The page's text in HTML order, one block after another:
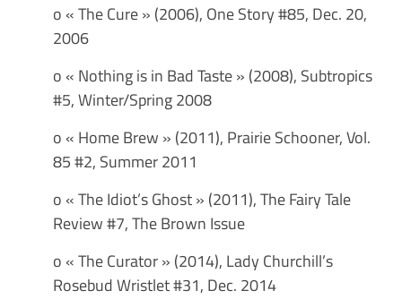
o « The Cure » (2006), One Story #85, Dec. 20,
2006
o « Nothing is in Bad Taste » (2008), Subtropics
#5, Winter/Spring 2008
o « Home Brew » (2011), Prairie Schooner, Vol.
85 #2, Summer 2011
o « The Idiot’s Ghost » (2011), The Fairy Tale
Review #7, The Brown Issue
o « The Curator » (2014), Lady Churchill’s
Rosebud Wristlet #31, Dec. 2014